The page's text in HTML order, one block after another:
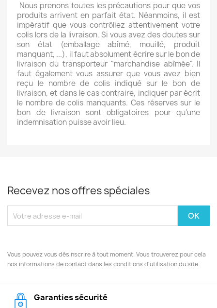
Nous prenons toutes les précautions pour que vos
produits arrivent en parfait état. Néanmoins, il est
impératif que vous contrôliez attentivement votre
colis lors de la livraison. Si vous avez des doutes sur
son état (emballage abîmé, mouillé, produit
manquant, ...), il faut absolument écrire sur le bon de
livraison du transporteur "marchandise abîmée". Il
faut également vous assurer que vous avez bien
reçu le nombre de colis indiqué sur le bon de
livraison, et dans le cas contraire, indiquer par écrit
le nombre de colis manquants. Ces réserves sur le
bon de livraison sont obligatoires pour qu'une
indemnisation puisse avoir lieu.
Recevez nos offres spéciales
Vous pouvez vous désinscrire à tout moment. Vous trouverez pour cela
nos informations de contact dans les conditions d'utilisation du site.
Garanties sécurité